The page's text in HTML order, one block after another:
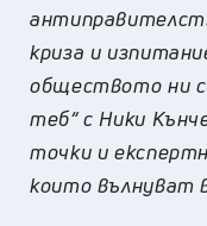
a
криза и
обществото ни
теб“ с Ники
точки и
които вълнуват